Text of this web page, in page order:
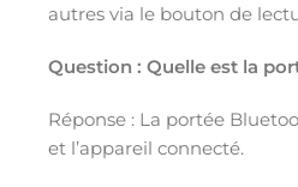
autres via le bouton de
Question : Quelle est la
Réponse : La portée
et l’appareil connecté.